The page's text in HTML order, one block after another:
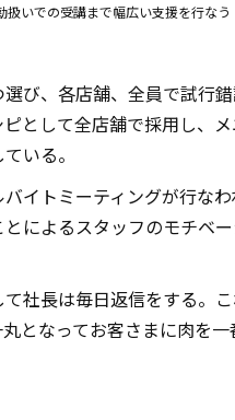
いでの受講まで幅広い支援を行なう
び、各店舗、全員で試行
として全店舗で採用し、メ
いる。
イトミーティングが行な
によるスタッフのモチベ
社長は毎日返信をする。
となってお客さまに肉を